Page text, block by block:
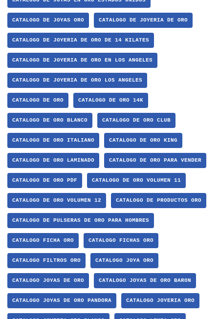
CATALOGO DE JOYAS ORO CATALOGO DE JOYERIA DE ORO
CATALOGO DE JOYERIA DE ORO DE 14 KILATES
CATALOGO DE JOYERIA DE ORO EN LOS ANGELES
CATALOGO DE JOYERIA DE ORO LOS ANGELES
CATALOGO DE ORO CATALOGO DE ORO 14K
CATALOGO DE ORO BLANCO CATALOGO DE ORO CLUB
CATALOGO DE ORO ITALIANO CATALOGO DE ORO KING
CATALOGO DE ORO LAMINADO CATALOGO DE ORO PARA VENDER
CATALOGO DE ORO PDF CATALOGO DE ORO VOLUMEN 11
CATALOGO DE ORO VOLUMEN 12 CATALOGO DE PRODUCTOS ORO
CATALOGO DE PULSERAS DE ORO PARA HOMBRES
CATALOGO FICHA ORO CATALOGO FICHAS ORO
CATALOGO FILTROS ORO CATALOGO JOYA ORO
CATALOGO JOYAS DE ORO CATALOGO JOYAS DE ORO BARON
CATALOGO JOYAS DE ORO PANDORA CATALOGO JOYERIA ORO